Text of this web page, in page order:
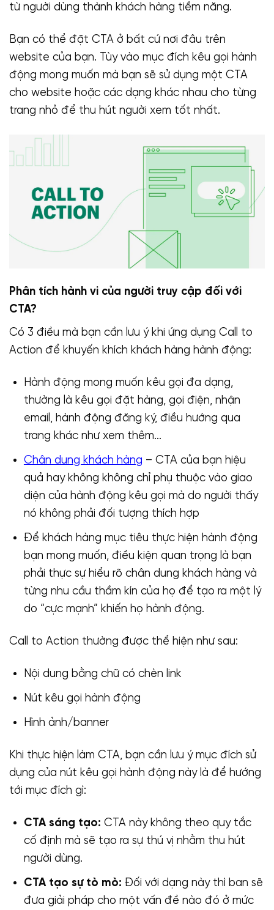
từ người dùng thành khách hàng tiềm năng.
Bạn có thể đặt CTA ở bất cứ nơi đâu trên
website của bạn. Tùy vào mục đích kêu gọi hành
động mong muốn mà bạn sẽ sử dụng một CTA
cho website hoặc các dạng khác nhau cho từng
trang nhỏ để thu hút người xem tốt nhất.
Phân tích hành vi của người truy cập đối với
CTA?
Có 3 điều mà bạn cần lưu ý khi ứng dụng Call to
Action để khuyến khích khách hàng hành động:
Hành động mong muốn kêu gọi đa dạng,
thường là kêu gọi đặt hàng, gọi điện, nhận
email, hành động đăng ký, điều hướng qua
trang khác như xem thêm…
Chân dung khách hàng – CTA của bạn hiệu
quả hay không không chỉ phụ thuộc vào giao
diện của hành động kêu gọi mà do người thấy
nó không phải đối tượng thích hợp
Để khách hàng mục tiêu thực hiện hành động
bạn mong muốn, điều kiện quan trọng là bạn
phải thực sự hiểu rõ chân dung khách hàng và
từng nhu cầu thầm kín của họ để tạo ra một lý
do “cực mạnh” khiến họ hành động.
Call to Action thường được thể hiện như sau:
Nội dung bằng chữ có chèn link
Nút kêu gọi hành động
Hình ảnh/banner
Khi thực hiện làm CTA, bạn cần lưu ý mục đích sử
dụng của nút kêu gọi hành động này là để hướng
tới mục đích gì:
CTA sáng tạo: CTA này không theo quy tắc
cố định mà sẽ tạo ra sự thú vị nhằm thu hút
người dùng.
CTA tạo sự tò mò: Đối với dạng này thì ban sẽ
đưa giải pháp cho một vấn đề nào đó ở mức